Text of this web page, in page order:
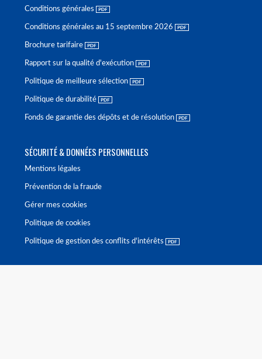
Conditions générales
Conditions générales au 15 septembre 2026
Brochure tarifaire
Rapport sur la qualité d'exécution
Politique de meilleure sélection
Politique de durabilité
Fonds de garantie des dépôts et de résolution
SÉCURITÉ & DONNÉES PERSONNELLES
Mentions légales
Prévention de la fraude
Gérer mes cookies
Politique de cookies
Politique de gestion des conflits d'intérêts